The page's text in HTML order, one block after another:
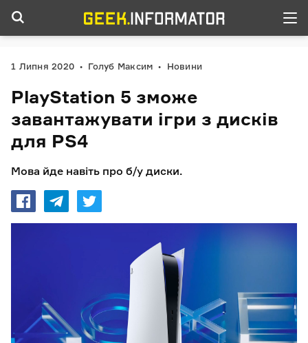
1 Липня 2020 Голуб Максим Новини
PlayStation 5 зможе
завантажувати ігри з дисків
для PS4
Мова йде навіть про б/у диски.